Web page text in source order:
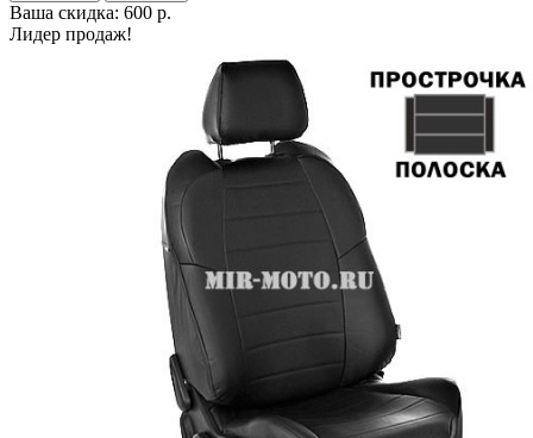
Ваша скидка: 600 р.
Лидер продаж!